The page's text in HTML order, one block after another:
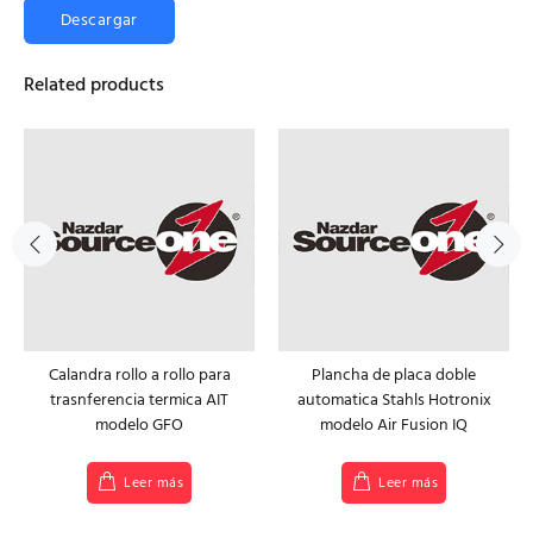
Descargar
Related products
Calandra rollo a rollo para
trasnferencia termica AIT
modelo GFO
Leer más
Plancha de placa doble
automatica Stahls Hotronix
modelo Air Fusion IQ
Leer más